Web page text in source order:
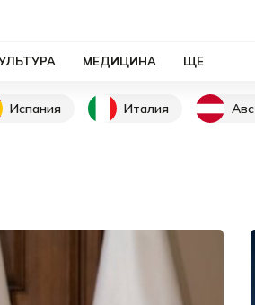
МЕДИЦИНА ЩЕ
Испания Италия